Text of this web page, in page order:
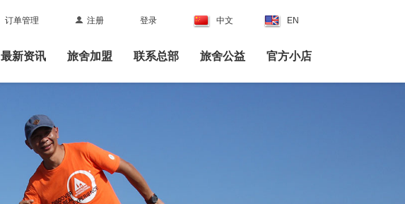
订单管理 注册 登录 中文 EN
最新资讯 旅舍加盟 联系总部 旅舍公益 官方小店